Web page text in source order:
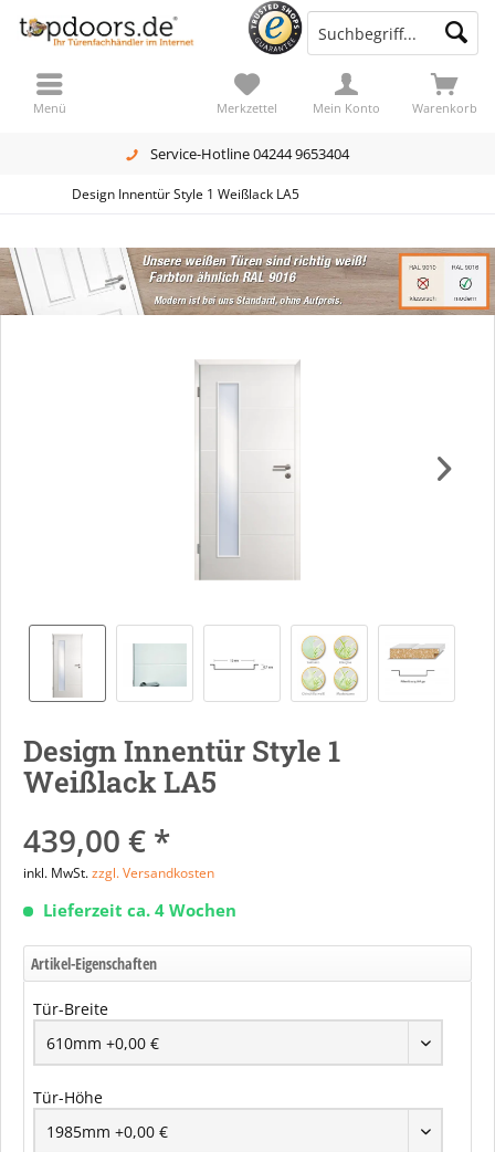
Service-Hotline 04244 9653404
Warenkorb
Merkzettel Mein Konto
Menü
Design Innentür Style 1 Weißlack LA5
Design Innentür Style 1
Weißlack LA5
439,00 € *
inkl. MwSt.zzgl. Versandkosten
Lieferzeit ca. 4 Wochen
Artikel-Eigenschaften
Tür-Breite
Tür-Höhe